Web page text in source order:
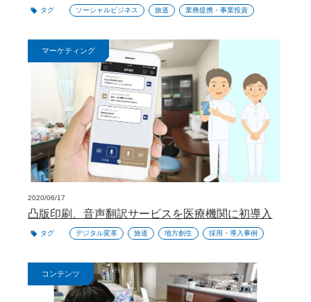
タグ ソーシャルビジネス 旅道 業務提携・事業投資
マーケティング
2020/06/17
凸版印刷、音声翻訳サービスを医療機関に初導入
タグ デジタル変革 旅道 地方創生 採用・導入事例
コンテンツ